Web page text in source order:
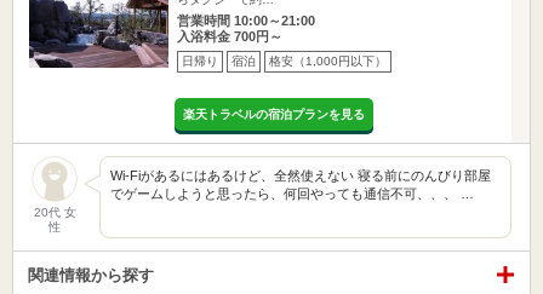
営業時間 10:00～21:00
入浴料金 700円～
日帰り 宿泊 格安（1,000円以下）
楽天トラベルの宿泊プランを見る
20代 女
性
Wi-Fiがあるにはあるけど、全然使えない 寝る前にのんびり部屋
でゲームしようと思ったら、何回やっても通信不可、、、 …
関連情報から探す